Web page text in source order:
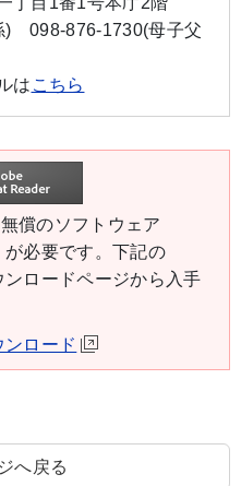
) 098-876-1730(母子父
は こちら
償のソフトウェア
が必要です。下記の
ロードページから入手
ロード
へ戻る